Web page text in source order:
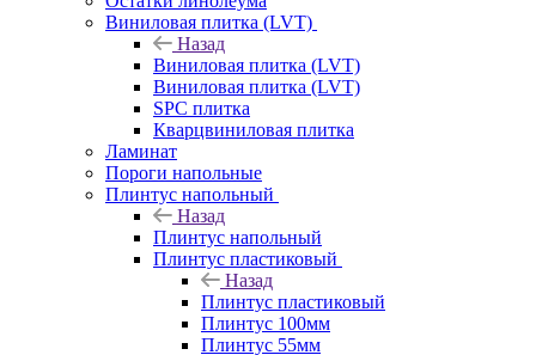
Виниловая плитка (LVT)
Назад
Виниловая плитка (LVT)
Виниловая плитка (LVT)
SPC плитка
Кварцвиниловая плитка
Ламинат
Пороги напольные
Плинтус напольный
Назад
Плинтус напольный
Плинтус пластиковый
Назад
Плинтус пластиковый
Плинтус 100мм
Плинтус 55мм